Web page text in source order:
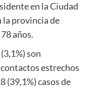
en la Ciudad
la provincia de
años.
son
estrechos
(39,1%) casos de